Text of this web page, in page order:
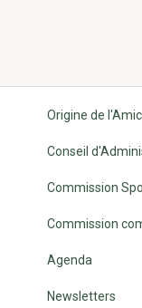
Origine de
Conseil
Commission
Commission
Agenda
Newsletters